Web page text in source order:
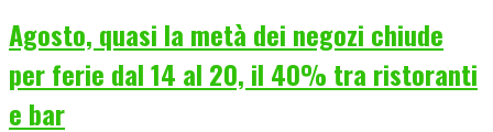
Agosto, quasi la metà dei negozi chiude
per ferie dal 14 al 20, il 40% tra ristoranti
e bar